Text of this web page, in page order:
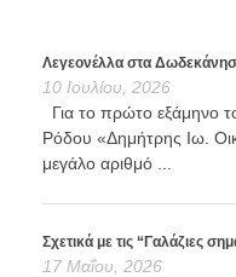
Λεγεονέλλα στα
10 Ιουλίου, 2026
Για το πρώτο εξάμηνο
Ρόδου «Δημήτρης Ιω.
μεγάλο αριθμό ...
Σχετικά με τις “Γαλάζιες
17 Μαΐου, 2026